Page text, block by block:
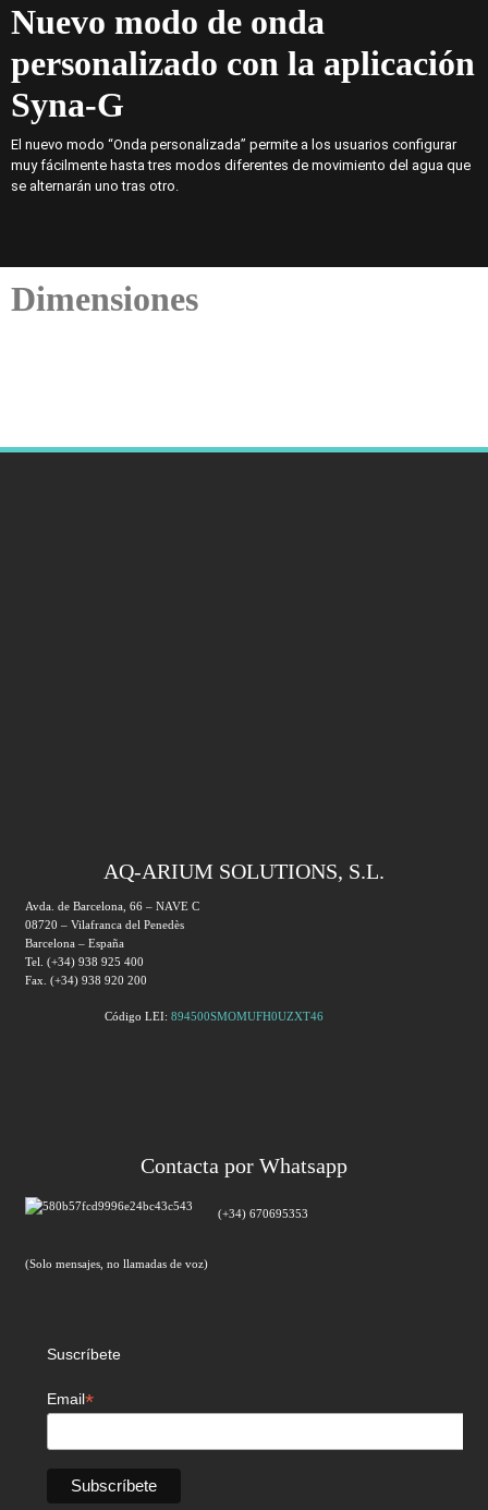
Nuevo modo de onda
personalizado con la aplicación
Syna-G
El nuevo modo “Onda personalizada” permite a los usuarios configurar
muy fácilmente hasta tres modos diferentes de movimiento del agua que
se alternarán uno tras otro.
Dimensiones
AQ-ARIUM SOLUTIONS, S.L.
Avda. de Barcelona, 66 – NAVE C
08720 – Vilafranca del Penedès
Barcelona – España
Tel. (+34) 938 925 400
Fax. (+34) 938 920 200
Código LEI: 894500SMOMUFH0UZXT46
Contacta por Whatsapp
(+34) 670695353
(Solo mensajes, no llamadas de voz)
Suscríbete
Email*